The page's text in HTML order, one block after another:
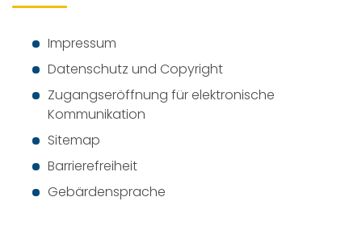
Impressum
Datenschutz und Copyright
Zugangseröffnung für elektronische
Kommunikation
Sitemap
Barrierefreiheit
Gebärdensprache